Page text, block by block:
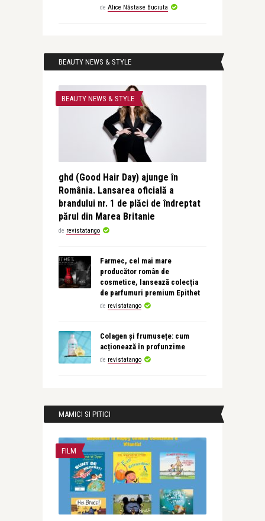
de Alice Năstase Buciuta
BEAUTY NEWS & STYLE
BEAUTY NEWS & STYLE
ghd (Good Hair Day) ajunge în
România. Lansarea oficială a
brandului nr. 1 de plăci de îndreptat
părul din Marea Britanie
de revistatango
Farmec, cel mai mare
producător român de
cosmetice, lansează colecția
de parfumuri premium Epithet
de revistatango
Colagen și frumusețe: cum
acționează în profunzime
de revistatango
MAMICI SI PITICI
FILM